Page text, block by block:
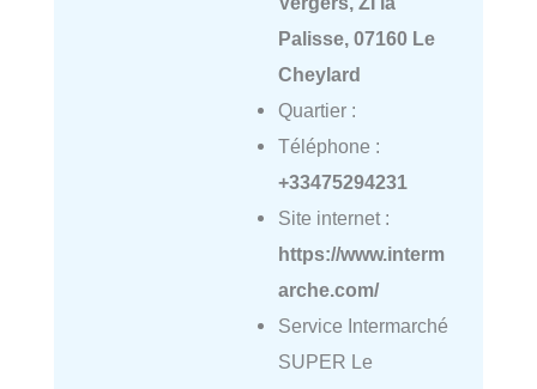
Palisse, 07160 Le
Cheylard
Quartier :
Téléphone :
+33475294231
Site internet :
https://www.interm
arche.com/
Service Intermarché
SUPER Le